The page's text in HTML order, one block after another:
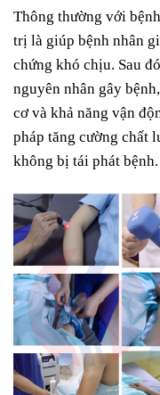
Thông thường với
trị là giúp bệnh nhân
chứng khó chịu. Sau
nguyên nhân gây
cơ và khả năng vận
pháp tăng cường chất
không bị tái phát bệnh.